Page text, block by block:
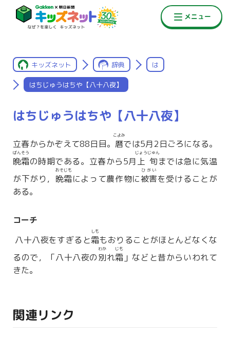
キッズネット 辞典 は
はちじゅうはちや【八十八夜】
はちじゅうはちや【八十八夜】
立春からかぞえて88日目。 暦
こよみ
では5月2日ごろになる。
晩霜
ばんそう
の時期である。立春から5月 上旬
じょうじゅん
までは急に気温
が下がり， 晩霜
おそじも
によって農作物に被害
ひがい
を受けることが
ある。
コーチ
八十八夜をすぎると霜
しも
もおりることがほとんどなくな
るので，「八十八夜の別
わか
れ霜
じも
」などと昔からいわれて
きた。
関連リンク